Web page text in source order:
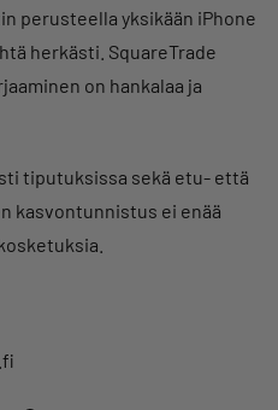
perusteella yksikään iPhone
herkästi. SquareTrade
on hankalaa ja
tiputuksissa sekä etu- että
kasvontunnistus ei enää